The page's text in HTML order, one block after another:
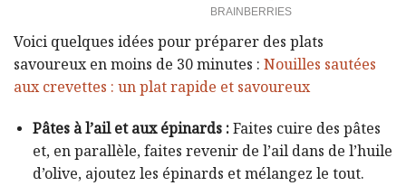
Voici quelques idées pour préparer des plats
savoureux en moins de 30 minutes : Nouilles sautées
aux crevettes : un plat rapide et savoureux
Pâtes à l’ail et aux épinards :Faites cuire des pâtes
et, en parallèle, faites revenir de l’ail dans de l’huile
d’olive, ajoutez les épinards et mélangez le tout.